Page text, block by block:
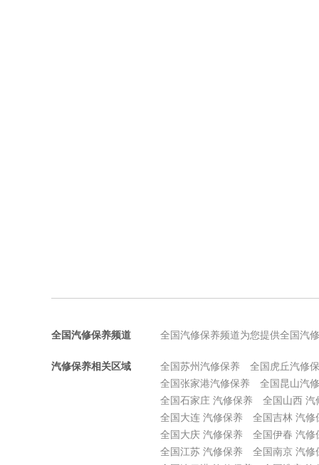
全国汽修保养频道 全国汽修保养频道为您提供全国汽
汽修保养相关区域 全国苏州汽修保养
全国虎丘汽修
全国张家港汽修保养
全国昆山汽
全国石家庄 汽修保养
全国山西 汽
全国大连 汽修保养
全国吉林 汽修
全国大庆 汽修保养
全国伊春 汽修
全国江苏 汽修保养
全国南京 汽修